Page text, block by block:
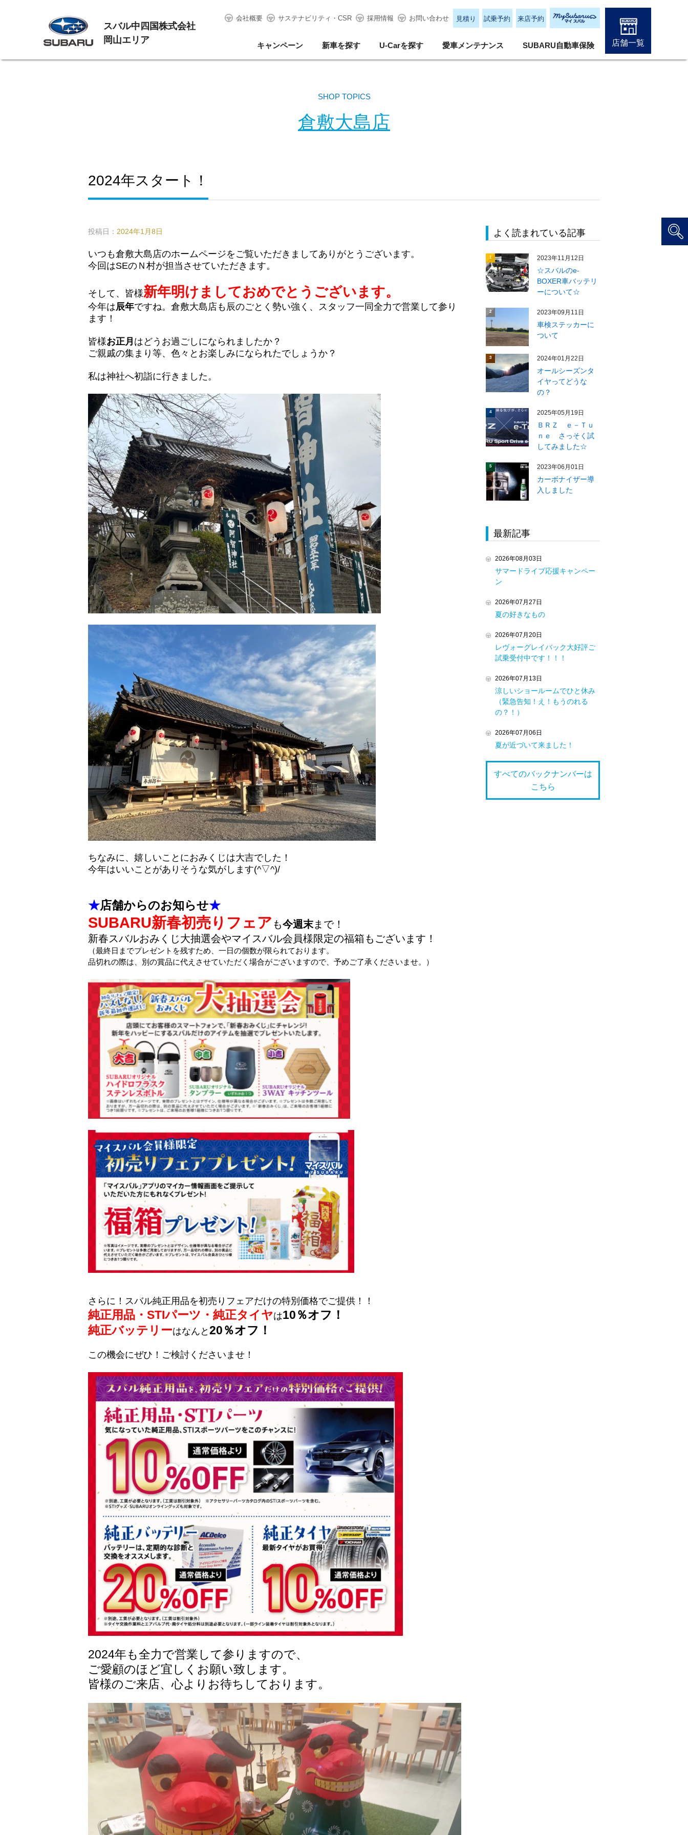
スバル中四国株式会社
岡山エリア
会社概要 サステナビリティ・CSR 採用情報 お問い合わせ 見積り 試乗予約 来店予約
キャンペーン 新車を探す U-Carを探す 愛車メンテナンス SUBARU自動車保険 店舗一覧
SHOP TOPICS
倉敷大島店
2024年スタート！
投稿日： 2024年1月8日
いつも倉敷大島店のホームページをご覧いただきましてありがとうございます。
今回はSEのＮ村が担当させていただきます。
そして、 皆様新年明けましておめでとうございます。
今年は辰年ですね。倉敷大島店も辰のごとく勢い強く、スタッフ一同全力で営業して参り
ます！
皆様お正月 はどうお過ごしになられましたか？
ご親戚の集まり等、色々とお楽しみになられたでしょうか？
私は神社へ初詣に行きました。
ちなみに、嬉しいことにおみくじは大吉でした！
今年はいいことがありそうな気がします(^▽^)/
★店舗からのお知らせ★
SUBARU新春初売りフェア も今週末まで！
新春スバルおみくじ大抽選会やマイスバル会員様限定の福箱もございます！
（最終日までプレゼントを残すため、一日の個数が限られております。
品切れの際は、別の賞品に代えさせていただく場合がございますので、予めご了承くださいませ。）
さらに！スバル純正用品を初売りフェアだけの特別価格でご提供！！
純正用品・STIパーツ・純正タイヤは10％オフ！
純正バッテリーはなんと 20％オフ！
この機会にぜひ！ご検討くださいませ！
2024年も全力で営業して参りますので、
ご愛顧のほど宜しくお願い致します。
皆様のご来店、心よりお待ちしております。
よく読まれている記事
1 2023年11月12日
☆スバルのe-
BOXER車バッテリ
ーについて☆
2 2023年09月11日
車検ステッカーに
ついて
3 2024年01月22日
オールシーズンタ
イヤってどうな
の？
4 2025年05月19日
ＢＲＺ ｅ－Ｔｕ
ｎｅ さっそく試
してみました☆
5 2023年06月01日
カーボナイザー導
入しました
最新記事
2026年08月03日
サマードライブ応援キャンペー
ン
2026年07月27日
夏の好きなもの
2026年07月20日
レヴォーグレイバック大好評ご
試乗受付中です！！！
2026年07月13日
涼しいショールームでひと休み
（緊急告知！え！もうのれる
の？！）
2026年07月06日
夏が近づいて来ました！
すべてのバックナンバーは
こちら